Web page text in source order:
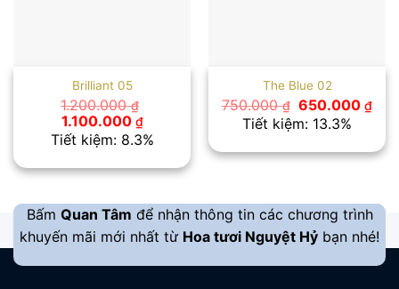
Brilliant 05
1.200.000₫
Giá
gốc
là:
1.100.000 ₫Giá
hiện
tại
1.100.000 ₫.
Tiết kiệm: 8.3%
The Blue 02
750.000₫ Giá
gốc
là:
650.000₫Giá
là:
Tiết kiệm: 13.3%
Bấm Quan Tâm để nhận thông tin các chương trình
khuyến mãi mới nhất từ Hoa tươi Nguyệt Hỷ bạn nhé!